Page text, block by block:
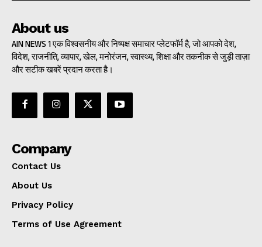
About us
AIN NEWS 1 एक विश्वसनीय और निष्पक्ष समाचार प्लेटफॉर्म है, जो आपको देश,
विदेश, राजनीति, व्यापार, खेल, मनोरंजन, स्वास्थ्य, शिक्षा और तकनीक से जुड़ी ताज़ा
और सटीक खबरें प्रदान करता है।
Company
Contact Us
About Us
Privacy Policy
Terms of Use Agreement